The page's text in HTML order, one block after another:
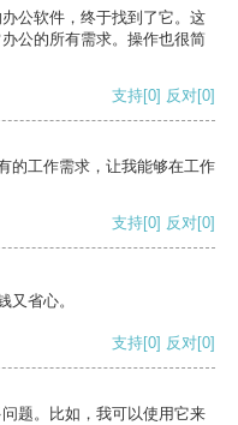
公软件，终于找到了它。这
公的所有需求。操作也很简
支持[0] 反对[0]
的工作需求，让我能够在工作
支持[0] 反对[0]
又省心。
支持[0] 反对[0]
题。比如，我可以使用它来